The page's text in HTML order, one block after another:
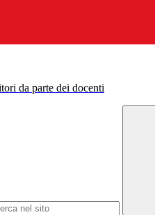
da parte dei docenti